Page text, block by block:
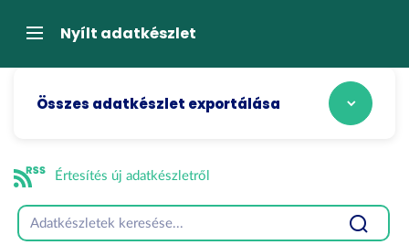
átugrásaNavigációNyílt adatkészlet
Összes adatkészlet exportálása
Értesítés új adatkészletről